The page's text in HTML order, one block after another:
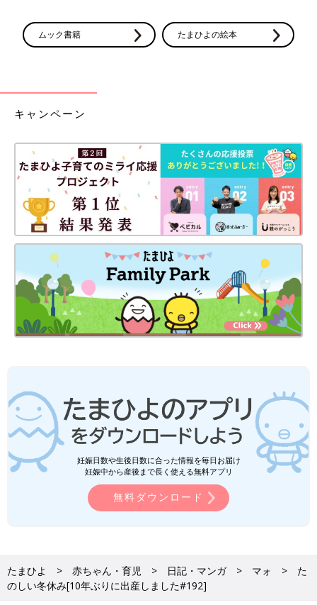
ムック書籍 たまひよの絵本
キャンペーン
妊娠日数や生後日数に合った情報を毎日お届け
妊娠中から産後まで長く使える無料アプリ
無料ダウンロード
たまひよ 赤ちゃん・育児 日記・マンガ マォ
た
のしい冬休み[10年ぶりに出産しました#192]